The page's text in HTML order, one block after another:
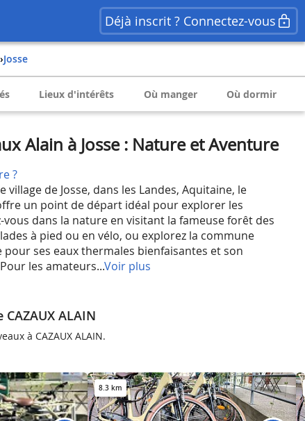
Déjà inscrit ? Connectez-vous
› Josse
Lieux d'intérêts Où manger Où dormir
Alain à Josse : Nature et Aventure
?
village de Josse, dans les Landes, Aquitaine, le
un point de départ idéal pour explorer les
dans la nature en visitant la fameuse forêt des
à pied ou en vélo, ou explorez la commune
pour ses eaux thermales bienfaisantes et son
les amateurs...Voir plus
ALAIN
à CAZAUX ALAIN.
8.3 km